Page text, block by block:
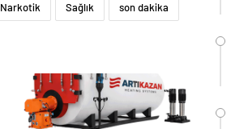
Narkotik Sağlık son dakika